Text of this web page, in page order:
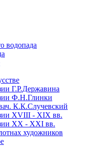
водопада
Г.Р.Державина
Ф.Н.Глинки
К.К.Случевский
XVIII - XIX вв.
XX - XXI вв.
художников